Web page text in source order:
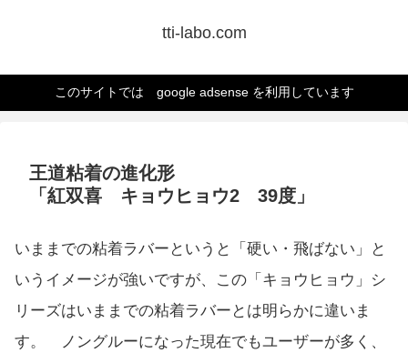
tti-labo.com
このサイトでは google adsense を利用しています
王道粘着の進化形
「紅双喜 キョウヒョウ2 39度」
いままでの粘着ラバーというと「硬い・飛ばない」と
いうイメージが強いですが、この「キョウヒョウ」シ
リーズはいままでの粘着ラバーとは明らかに違いま
す。 ノングルーになった現在でもユーザーが多く、